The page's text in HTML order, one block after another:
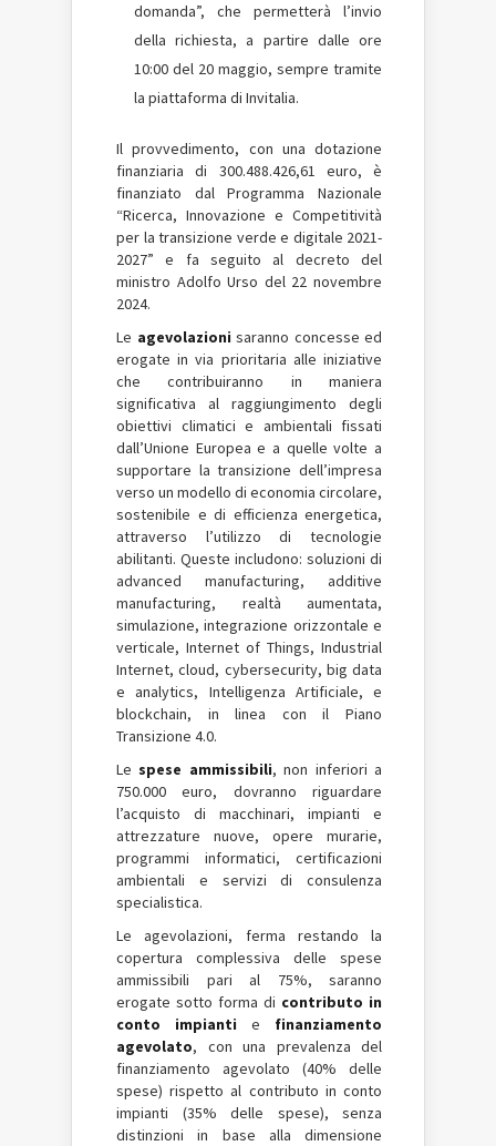
domanda”, che permetterà l’invio
della richiesta, a partire dalle ore
10:00 del 20 maggio, sempre tramite
la piattaforma di Invitalia.
Il provvedimento, con una dotazione
finanziaria di 300.488.426,61 euro, è
finanziato dal Programma Nazionale
“Ricerca, Innovazione e Competitività
per la transizione verde e digitale 2021-
2027” e fa seguito al decreto del
ministro Adolfo Urso del 22 novembre
2024.
Le agevolazioni saranno concesse ed
erogate in via prioritaria alle iniziative
che contribuiranno in maniera
significativa al raggiungimento degli
obiettivi climatici e ambientali fissati
dall’Unione Europea e a quelle volte a
supportare la transizione dell’impresa
verso un modello di economia circolare,
sostenibile e di efficienza energetica,
attraverso l’utilizzo di tecnologie
abilitanti. Queste includono: soluzioni di
advanced manufacturing, additive
manufacturing, realtà aumentata,
simulazione, integrazione orizzontale e
verticale, Internet of Things, Industrial
Internet, cloud, cybersecurity, big data
e analytics, Intelligenza Artificiale, e
blockchain, in linea con il Piano
Transizione 4.0.
Le spese ammissibili, non inferiori a
750.000 euro, dovranno riguardare
l’acquisto di macchinari, impianti e
attrezzature nuove, opere murarie,
programmi informatici, certificazioni
ambientali e servizi di consulenza
specialistica.
Le agevolazioni, ferma restando la
copertura complessiva delle spese
ammissibili pari al 75%, saranno
erogate sotto forma di contributo in
conto impianti e finanziamento
agevolato, con una prevalenza del
finanziamento agevolato (40% delle
spese) rispetto al contributo in conto
impianti (35% delle spese), senza
distinzioni in base alla dimensione